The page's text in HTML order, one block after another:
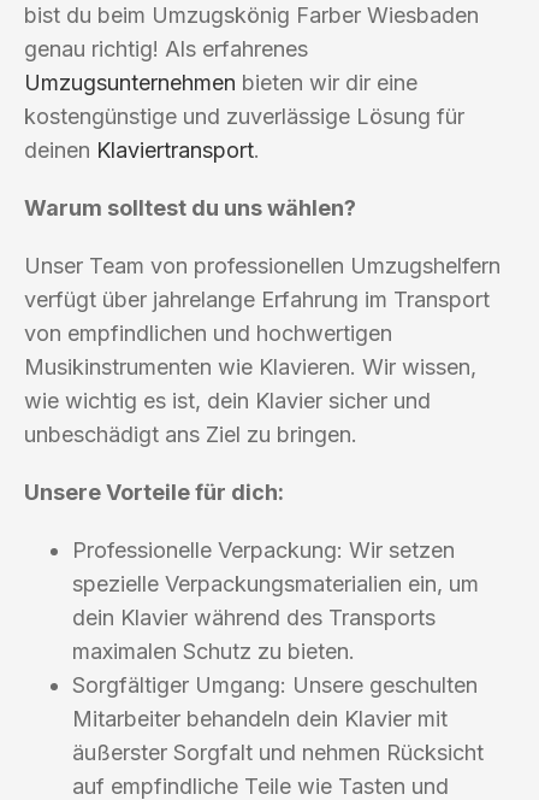
bist du beim Umzugskönig Farber Wiesbaden
genau richtig! Als erfahrenes
Umzugsunternehmen bieten wir dir eine
kostengünstige und zuverlässige Lösung für
deinen Klaviertransport.
Warum solltest du uns wählen?
Unser Team von professionellen Umzugshelfern
verfügt über jahrelange Erfahrung im Transport
von empfindlichen und hochwertigen
Musikinstrumenten wie Klavieren. Wir wissen,
wie wichtig es ist, dein Klavier sicher und
unbeschädigt ans Ziel zu bringen.
Unsere Vorteile für dich:
Professionelle Verpackung: Wir setzen
spezielle Verpackungsmaterialien ein, um
dein Klavier während des Transports
maximalen Schutz zu bieten.
Sorgfältiger Umgang: Unsere geschulten
Mitarbeiter behandeln dein Klavier mit
äußerster Sorgfalt und nehmen Rücksicht
auf empfindliche Teile wie Tasten und